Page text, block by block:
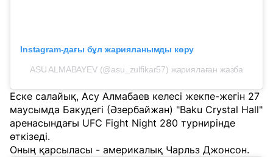
Instagram-дағы бұл жарияланымды көру
ASU ALMABAYEV (@asu_zulfikar57) жариялаған жазба
Еске салайық, Асу Алмабаев келесі жекпе-жегін 27
маусымда Бакудегі (Әзербайжан) "Baku Crystal Hall"
аренасындағы UFC Fight Night 280 турнирінде
өткізеді.
Оның қарсыласы - америкалық Чарльз Джонсон.